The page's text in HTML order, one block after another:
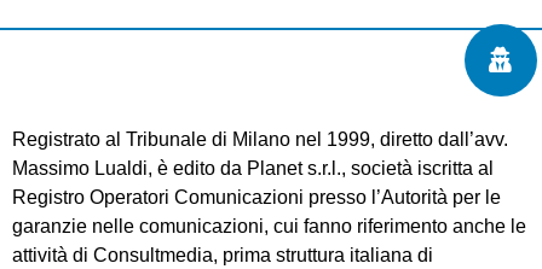
Registrato al Tribunale di Milano nel 1999, diretto dall’avv.
Massimo Lualdi, è edito da Planet s.r.l., società iscritta al
Registro Operatori Comunicazioni presso l’Autorità per le
garanzie nelle comunicazioni, cui fanno riferimento anche le
attività di Consultmedia, prima struttura italiana di